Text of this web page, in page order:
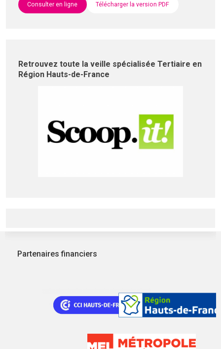
Consulter en ligne Télécharger la version PDF
Retrouvez toute la veille spécialisée Tertiaire en
Région Hauts-de-France
Partenaires financiers